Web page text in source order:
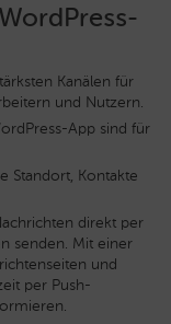
Kanälen für
und Nutzern.
App sind für
Standort, Kontakte
direkt per
senden. Mit einer
und
per Push-